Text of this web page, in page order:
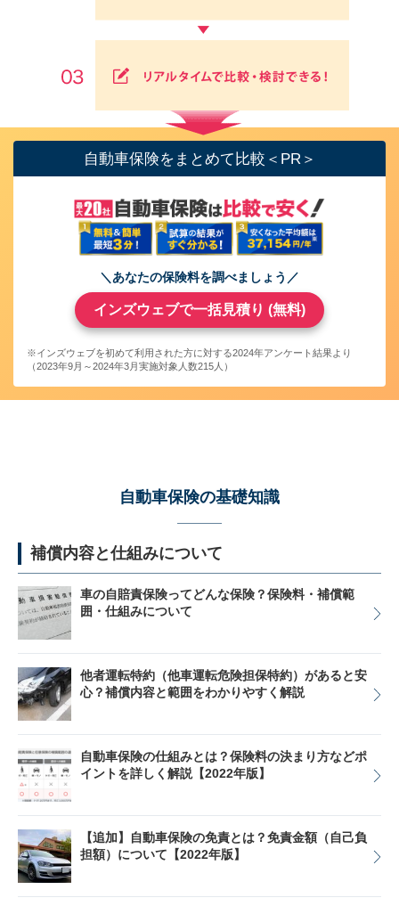
自動車保険をまとめて比較＜PR＞
＼あなたの保険料を調べましょう／
インズウェブで一括見積り (無料)
※インズウェブを初めて利用された方に対する2024年アンケート結果より
（2023年9月～2024年3月実施対象人数215人）
自動車保険の基礎知識
補償内容と仕組みについて
車の自賠責保険ってどんな保険？保険料・補償範
囲・仕組みについて
他者運転特約（他車運転危険担保特約）があると安
心？補償内容と範囲をわかりやすく解説
自動車保険の仕組みとは？保険料の決まり方などポ
イントを詳しく解説【2022年版】
【追加】自動車保険の免責とは？免責金額（自己負
担額）について【2022年版】